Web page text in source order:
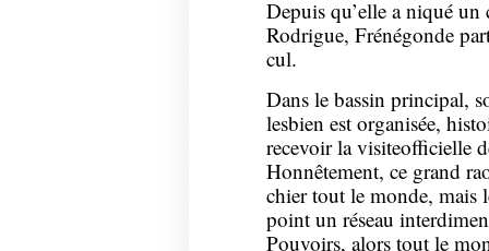
Depuis qu’elle a niqué
Rodrigue, Frénégonde
cul.
Dans le bassin principal,
lesbien est organisée,
recevoir la visiteofficielle
Honnêtement, ce grand
chier tout le monde, mais
point un réseau
Pouvoirs, alors tout le